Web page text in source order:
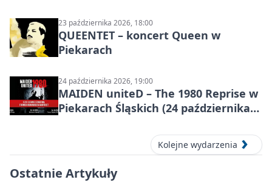
23 października 2026, 18:00
QUEENTET – koncert Queen w
Piekarach
24 października 2026, 19:00
MAIDEN uniteD – The 1980 Reprise w
Piekarach Śląskich (24 października
Kolejne wydarzenia
Ostatnie Artykuły